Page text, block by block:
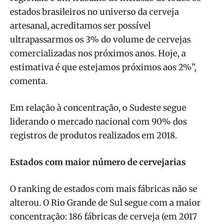
estados brasileiros no universo da cerveja
artesanal, acreditamos ser possível
ultrapassarmos os 3% do volume de cervejas
comercializadas nos próximos anos. Hoje, a
estimativa é que estejamos próximos aos 2%”,
comenta.
Em relação à concentração, o Sudeste segue
liderando o mercado nacional com 90% dos
registros de produtos realizados em 2018.
Estados com maior número de cervejarias
O ranking de estados com mais fábricas não se
alterou. O Rio Grande de Sul segue com a maior
concentração: 186 fábricas de cerveja (em 2017